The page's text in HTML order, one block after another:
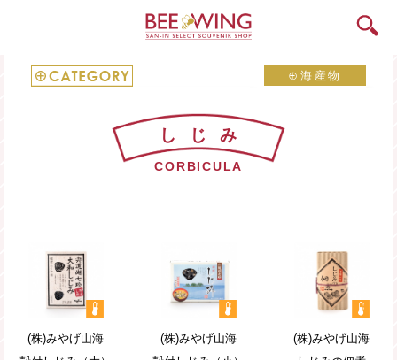
飲料
キャラクター
山陰雑貨
⊕ 海産物
その他海産物
しじみ
CORBICULA
(株)みやげ山海
(株)みやげ山海
(株)みやげ山海